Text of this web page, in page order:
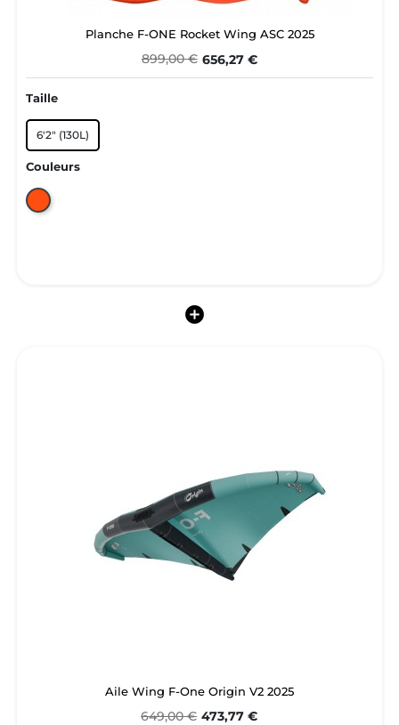
Planche F-ONE Rocket Wing ASC 2025
899,00 € 656,27 €
Taille
6'2" (130L)
Couleurs
Aile Wing F-One Origin V2 2025
649,00 € 473,77 €